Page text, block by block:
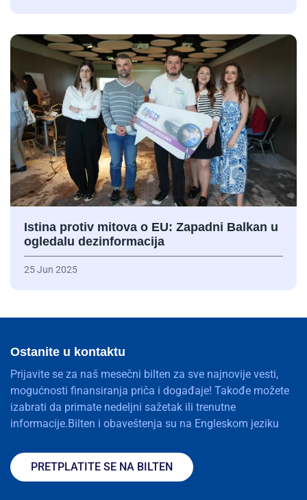
Istina protiv mitova o EU: Zapadni Balkan u
ogledalu dezinformacija
25 Jun 2025
Ostanite u kontaktu
Prijavite se za naš mesečni bilten za sve najnovije vesti,
mogućnosti finansiranja priča i događaje! Takođe možete
izabrati da primate nedeljni sažetak ili trenutne
informacije.Bilten i obaveštenja su na Engleskom jeziku
PRETPLATITE SE NA BILTEN